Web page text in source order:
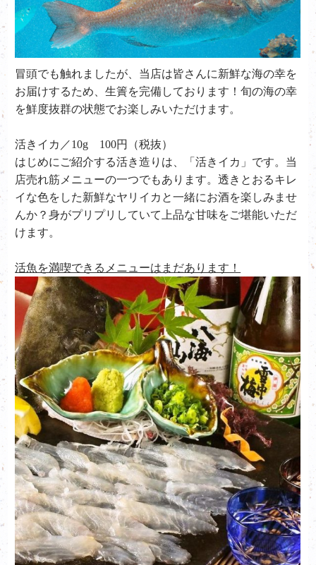
冒頭でも触れましたが、当店は皆さんに新鮮な海の幸を
お届けするため、生簀を完備しております！旬の海の幸
を鮮度抜群の状態でお楽しみいただけます。
活きイカ／10g 100円（税抜）
はじめにご紹介する活き造りは、「活きイカ」です。当
店売れ筋メニューの一つでもあります。透きとおるキレ
イな色をした新鮮なヤリイカと一緒にお酒を楽しみませ
んか？身がプリプリしていて上品な甘味をご堪能いただ
けます。
活魚を満喫できるメニューはまだあります！